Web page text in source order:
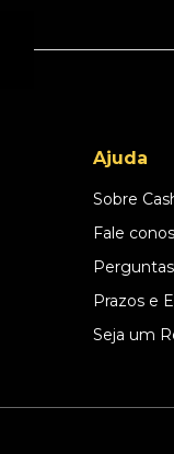
Ajuda
Sobre
Fale
Prazos e
Seja um